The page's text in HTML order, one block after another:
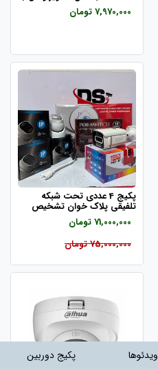
نت ملی)
7,970,000 تومان
پکیج 4 عددی تحت شبکه
تلفیقی پلاک خوان تشخیص
چهره PG-4140
71,000,000 تومان
75,000,000 تومان
ویدئوها پکیج دوربین